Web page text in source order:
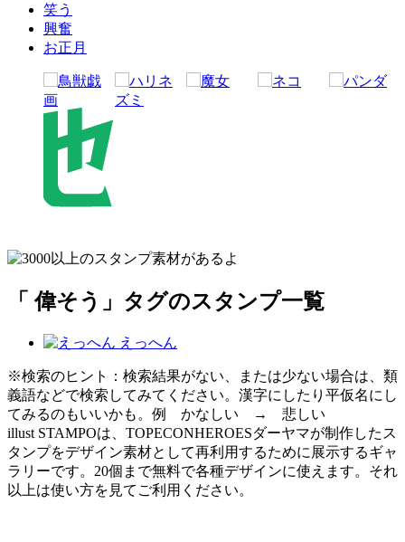
笑う
興奮
お正月
「 偉そう」タグのスタンプ一覧
えっへん
※検索のヒント：検索結果がない、または少ない場合は、類
義語などで検索してみてください。漢字にしたり平仮名にし
てみるのもいいかも。例 かなしい → 悲しい
illust STAMPOは、TOPECONHEROESダーヤマが制作したス
タンプをデザイン素材として再利用するために展示するギャ
ラリーです。20個まで無料で各種デザインに使えます。それ
以上は使い方を見てご利用ください。